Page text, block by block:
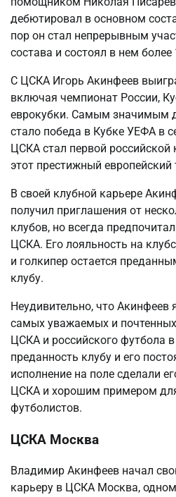
дебютировал в основном
пор он стал непрерывным
состава и состоял в нем более
С ЦСКА Игорь Акинфеев
включая чемпионат России,
еврокубки. Самым значимым
стало победа в Кубке УЕФА в
ЦСКА стал первой
этот престижный европейский
В своей клубной карьере
получил приглашения от
клубов, но всегда
ЦСКА. Его лояльность на
и голкипер остается
клубу.
Неудивительно, что Акинфеев
самых уважаемых и
ЦСКА и российского футбола
преданность клубу и его
исполнение на поле сделали
ЦСКА и хорошим примером
футболистов.
ЦСКА Москва
Владимир Акинфеев начал
карьеру в ЦСКА Москва,